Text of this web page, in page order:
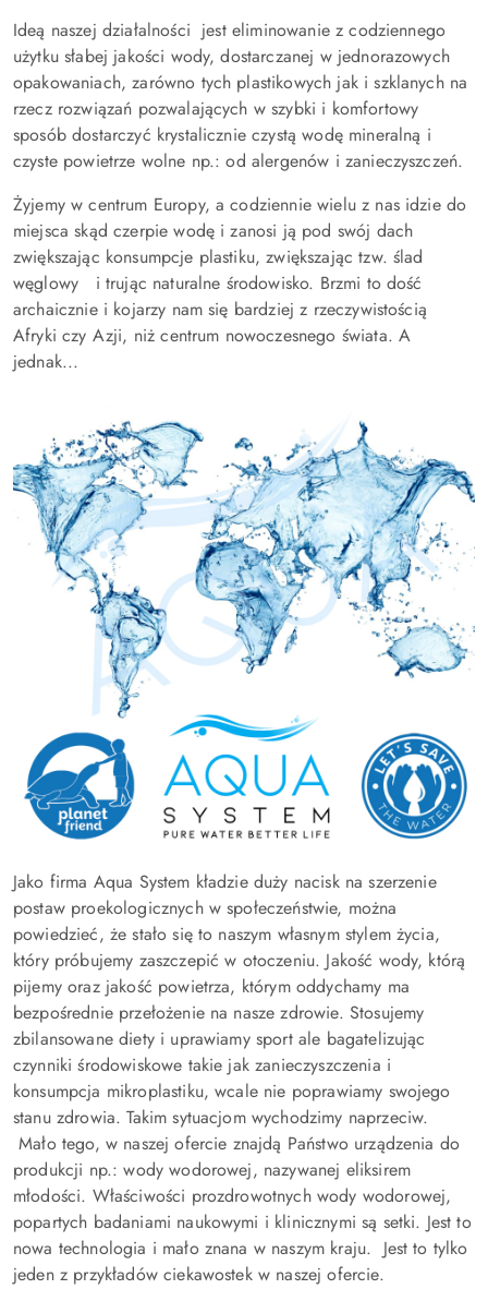
Ideą naszej działalności jest eliminowanie z codziennego
użytku słabej jakości wody, dostarczanej w jednorazowych
opakowaniach, zarówno tych plastikowych jak i szklanych na
rzecz rozwiązań pozwalających w szybki i komfortowy
sposób dostarczyć krystalicznie czystą wodę mineralną i
czyste powietrze wolne np.: od alergenów i zanieczyszczeń.
Żyjemy w centrum Europy, a codziennie wielu z nas idzie do
miejsca skąd czerpie wodę i zanosi ją pod swój dach
zwiększając konsumpcje plastiku, zwiększając tzw. ślad
węglowy i trując naturalne środowisko. Brzmi to dość
archaicznie i kojarzy nam się bardziej z rzeczywistością
Afryki czy Azji, niż centrum nowoczesnego świata. A
jednak...
Jako firma Aqua System kładzie duży nacisk na szerzenie
postaw proekologicznych w społeczeństwie, można
powiedzieć, że stało się to naszym własnym stylem życia,
który próbujemy zaszczepić w otoczeniu. Jakość wody, którą
pijemy oraz jakość powietrza, którym oddychamy ma
bezpośrednie przełożenie na nasze zdrowie. Stosujemy
zbilansowane diety i uprawiamy sport ale bagatelizując
czynniki środowiskowe takie jak zanieczyszczenia i
konsumpcja mikroplastiku, wcale nie poprawiamy swojego
stanu zdrowia. Takim sytuacjom wychodzimy naprzeciw.
Mało tego, w naszej ofercie znajdą Państwo urządzenia do
produkcji np.: wody wodorowej, nazywanej eliksirem
młodości. Właściwości prozdrowotnych wody wodorowej,
popartych badaniami naukowymi i klinicznymi są setki. Jest to
nowa technologia i mało znana w naszym kraju. Jest to tylko
jeden z przykładów ciekawostek w naszej ofercie.